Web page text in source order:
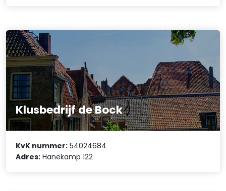
Klusbedrijf de Bock
KvK nummer: 54024684
Adres: Hanekamp 122